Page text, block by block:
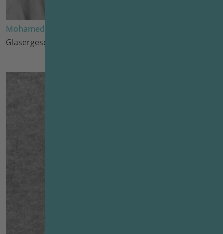
Mohamed Sow
Glasergeselle seit 2020